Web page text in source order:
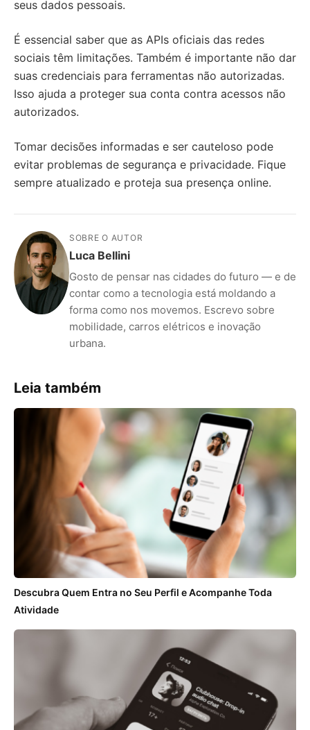
seus dados pessoais.
É essencial saber que as APIs oficiais das redes
sociais têm limitações. Também é importante não dar
suas credenciais para ferramentas não autorizadas.
Isso ajuda a proteger sua conta contra acessos não
autorizados.
Tomar decisões informadas e ser cauteloso pode
evitar problemas de segurança e privacidade. Fique
sempre atualizado e proteja sua presença online.
SOBRE O AUTOR
Luca Bellini
Gosto de pensar nas cidades do futuro — e de
contar como a tecnologia está moldando a
forma como nos movemos. Escrevo sobre
mobilidade, carros elétricos e inovação
urbana.
Leia também
Descubra Quem Entra no Seu Perfil e Acompanhe Toda
Atividade